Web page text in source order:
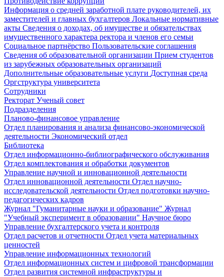
Информация о средней заработной плате руководителей, их
заместителей и главных бухгалтеров Локальные нормативные
акты Сведения о доходах, об имуществе и обязательствах
имущественного характера ректора и членов его семьи
Социальное партнёрство Пользовательские соглашения
Сведения об образовательной организации Прием студентов
из зарубежных образовательных организаций
Дополнительные образовательные услуги Доступная среда
Оргструктура университета
Сотрудники
Ректорат Ученый совет
Подразделения
Планово-финансовое управление
Отдел планирования и анализа финансово-экономической
деятельности Экономический отдел
Библиотека
Отдел информационно-библиографического обслуживания
Отдел комплектования и обработки документов
Управление научной и инновационной деятельности
Отдел инновационной деятельности Отдел научно-
исследовательской деятельности Отдел подготовки научно-
педагогических кадров
Журнал "Гуманитарные науки и образование" Журнал
"Учебный эксперимент в образовании" Научное бюро
Управление бухгалтерского учета и контроля
Отдел расчетов и отчетности Отдел учета материальных
ценностей
Управление информационных технологий
Отдел информационных систем и цифровой трансформации
Отдел развития системной инфраструктуры и